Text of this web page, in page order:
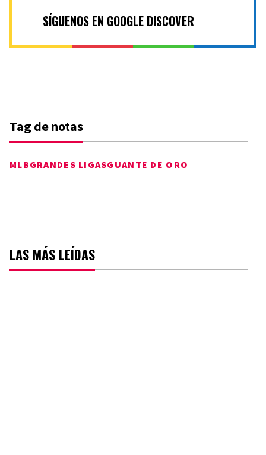
SÍGUENOS EN GOOGLE DISCOVER
Tag de notas
MLBGRANDES LIGASGUANTE DE ORO
LAS MÁS LEÍDAS